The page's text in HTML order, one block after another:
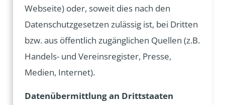
Webseite) oder, soweit dies nach den
Datenschutzgesetzen zulässig ist, bei Dritten
bzw. aus öffentlich zugänglichen Quellen (z.B.
Handels- und Vereinsregister, Presse,
Medien, Internet).
Datenübermittlung an Drittstaaten